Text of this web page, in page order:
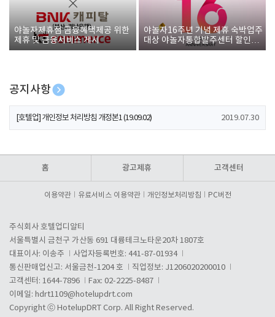
야놀자제휴점 금융혜택제공 위한
제휴 및 금융서비스 게시
야놀자16주년 기념 제휴 숙박업주
대상 야놀자통합발주센터 할인쿠
폰 증정
공지사항
[호텔업] 개인정보 처리방침 개정본1 (19.09.02) 2019.07.30
[호텔업] 유료서비스 이용약관 개정본2 (19.09.02) 2019.07.30
[호텔업] 개인정보 처리방침 개정본2 (19.09.02) 2019.07.30
홈 광고제휴 고객센터
이용약관 유료서비스 이용약관 개인정보처리방침 PC버전
주식회사 호텔업디알티
서울특별시 금천구 가산동 691 대륭테크노타운20차 1807호
대표이사: 이송주
사업자등록번호: 441-87-01934
통신판매업신고: 서울금천-1204 호
직업정보: J1206020200010
고객센터: 1644-7896
Fax: 02-2225-8487
이메일: hdrt1109@hotelupdrt.com
Copyright ⓒ HotelupDRT Corp. All Right Reserved.